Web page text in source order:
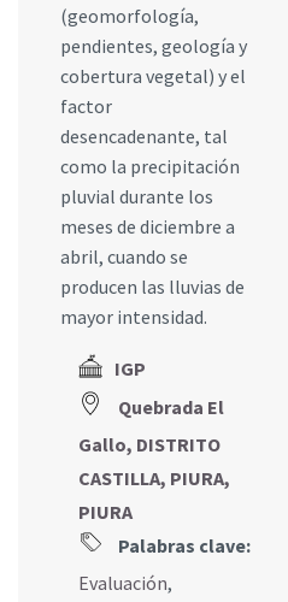
(geomorfología,
pendientes, geología y
cobertura vegetal) y el
factor
desencadenante, tal
como la precipitación
pluvial durante los
meses de diciembre a
abril, cuando se
producen las lluvias de
mayor intensidad.
IGP
Quebrada El
Gallo, DISTRITO
CASTILLA, PIURA,
PIURA
Palabras clave:
Evaluación,